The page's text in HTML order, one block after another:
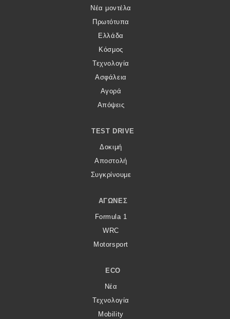
Νέα μοντέλα
Πρωτότυπα
Ελλάδα
Κόσμος
Τεχνολογία
Ασφάλεια
Αγορά
Απόψεις
TEST DRIVE
Δοκιμή
Αποστολή
Συγκρίνουμε
ΑΓΏΝΕΣ
Formula 1
WRC
Motorsport
ECO
Νέα
Τεχνολογία
Mobility